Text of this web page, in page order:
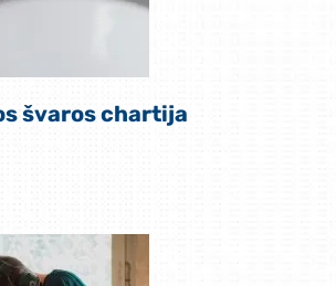
švaros chartija